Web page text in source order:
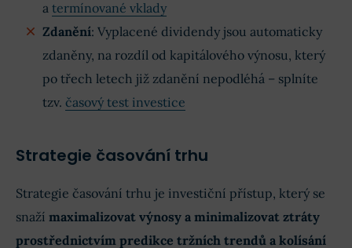
a termínované vklady
Zdanění: Vyplacené dividendy jsou automaticky
zdaněny, na rozdíl od kapitálového výnosu, který
po třech letech již zdanění nepodléhá – splníte
tzv. časový test investice
Strategie časování trhu
Strategie časování trhu je investiční přístup, který se
snaží maximalizovat výnosy a minimalizovat ztráty
prostřednictvím predikce tržních trendů a kolísání